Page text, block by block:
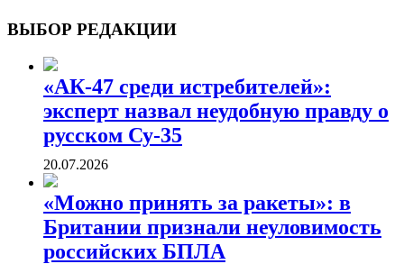
ВОЕННЫЕ СТРАНИЦЫ
СТАТЬИ ВОЕННОЙ ТЕМАТИКИ
ВЫБОР РЕДАКЦИИ
«АК-47 среди истребителей»:
эксперт назвал неудобную правду о
русском Су-35
20.07.2026
«Можно принять за ракеты»: в
Британии признали неуловимость
российских БПЛА